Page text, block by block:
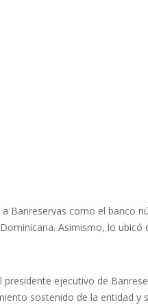
Banreservas como el banco
Asimismo, lo
presidente ejecutivo de
sostenido de la entidad y